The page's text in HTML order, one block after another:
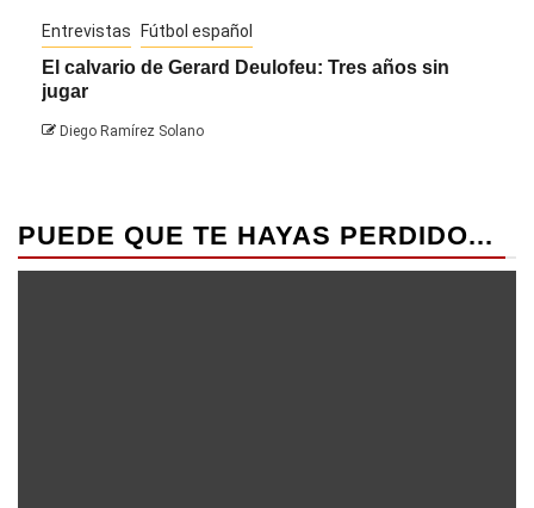
Entrevistas Fútbol español
El calvario de Gerard Deulofeu: Tres años sin
jugar
Diego Ramírez Solano
PUEDE QUE TE HAYAS PERDIDO...